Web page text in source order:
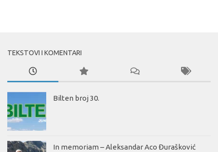
TEKSTOVI I KOMENTARI
Bilten broj 30.
In memoriam – Aleksandar Aco Đurašković